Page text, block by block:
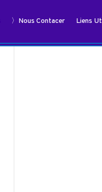
〉Nous Contacer Liens